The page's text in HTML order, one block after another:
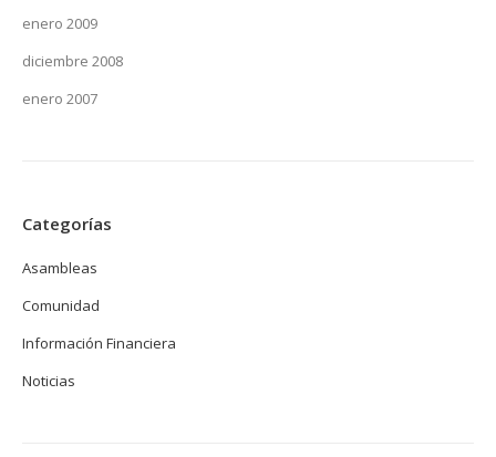
enero 2009
diciembre 2008
enero 2007
Categorías
Asambleas
Comunidad
Información Financiera
Noticias